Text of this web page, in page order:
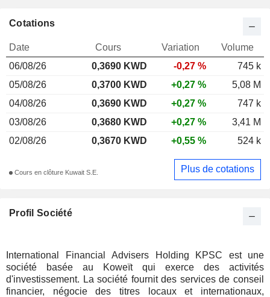
Profil Société
International Financial Advisers Holding KPSC est une
société basée au Koweït qui exerce des activités
d'investissement. La société fournit des services de conseil
financier, négocie des titres locaux et internationaux,
Cotations
Date Cours Variation
Volume
06/08/26
0,3690 KWD -0,27 %
745 k
05/08/26
0,3700 KWD +0,27 %
5,08 M
04/08/26
0,3690 KWD +0,27 %
747 k
03/08/26
0,3680 KWD +0,27 %
3,41 M
02/08/26
0,3670 KWD +0,55 % 524 k
Cours en clôture Kuwait S.E. Plus de cotations